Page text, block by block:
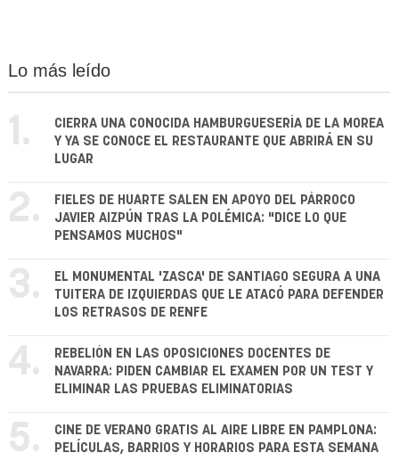
Lo más leído
1.
CIERRA UNA CONOCIDA HAMBURGUESERÍA DE LA MOREA
Y YA SE CONOCE EL RESTAURANTE QUE ABRIRÁ EN SU
LUGAR
2.
FIELES DE HUARTE SALEN EN APOYO DEL PÁRROCO
JAVIER AIZPÚN TRAS LA POLÉMICA: "DICE LO QUE
PENSAMOS MUCHOS"
3.
EL MONUMENTAL 'ZASCA' DE SANTIAGO SEGURA A UNA
TUITERA DE IZQUIERDAS QUE LE ATACÓ PARA DEFENDER
LOS RETRASOS DE RENFE
4.
REBELIÓN EN LAS OPOSICIONES DOCENTES DE
NAVARRA: PIDEN CAMBIAR EL EXAMEN POR UN TEST Y
ELIMINAR LAS PRUEBAS ELIMINATORIAS
5.
CINE DE VERANO GRATIS AL AIRE LIBRE EN PAMPLONA:
PELÍCULAS, BARRIOS Y HORARIOS PARA ESTA SEMANA